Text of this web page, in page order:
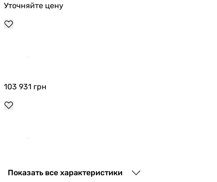
Уточняйте цену
103 931 грн
108 598
Показать все характеристики